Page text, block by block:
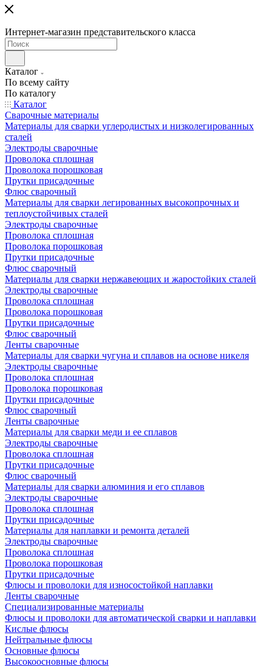
Интернет-магазин представительского класса
Каталог
По всему сайту
По каталогу
Каталог
Сварочные материалы
Материалы для сварки углеродистых и низколегированных
сталей
Электроды сварочные
Проволока сплошная
Проволока порошковая
Прутки присадочные
Флюс сварочный
Материалы для сварки легированных высокопрочных и
теплоустойчивых сталей
Электроды сварочные
Проволока сплошная
Проволока порошковая
Прутки присадочные
Флюс сварочный
Материалы для сварки нержавеющих и жаростойких сталей
Электроды сварочные
Проволока сплошная
Проволока порошковая
Прутки присадочные
Флюс сварочный
Ленты сварочные
Материалы для сварки чугуна и сплавов на основе никеля
Электроды сварочные
Проволока сплошная
Проволока порошковая
Прутки присадочные
Флюс сварочный
Ленты сварочные
Материалы для сварки меди и ее сплавов
Электроды сварочные
Проволока сплошная
Прутки присадочные
Флюс сварочный
Материалы для сварки алюминия и его сплавов
Электроды сварочные
Проволока сплошная
Прутки присадочные
Материалы для наплавки и ремонта деталей
Электроды сварочные
Проволока сплошная
Проволока порошковая
Прутки присадочные
Флюсы и проволоки для износостойкой наплавки
Ленты сварочные
Специализированные материалы
Флюсы и проволоки для автоматической сварки и наплавки
Кислые флюсы
Нейтральные флюсы
Основные флюсы
Высокоосновные флюсы